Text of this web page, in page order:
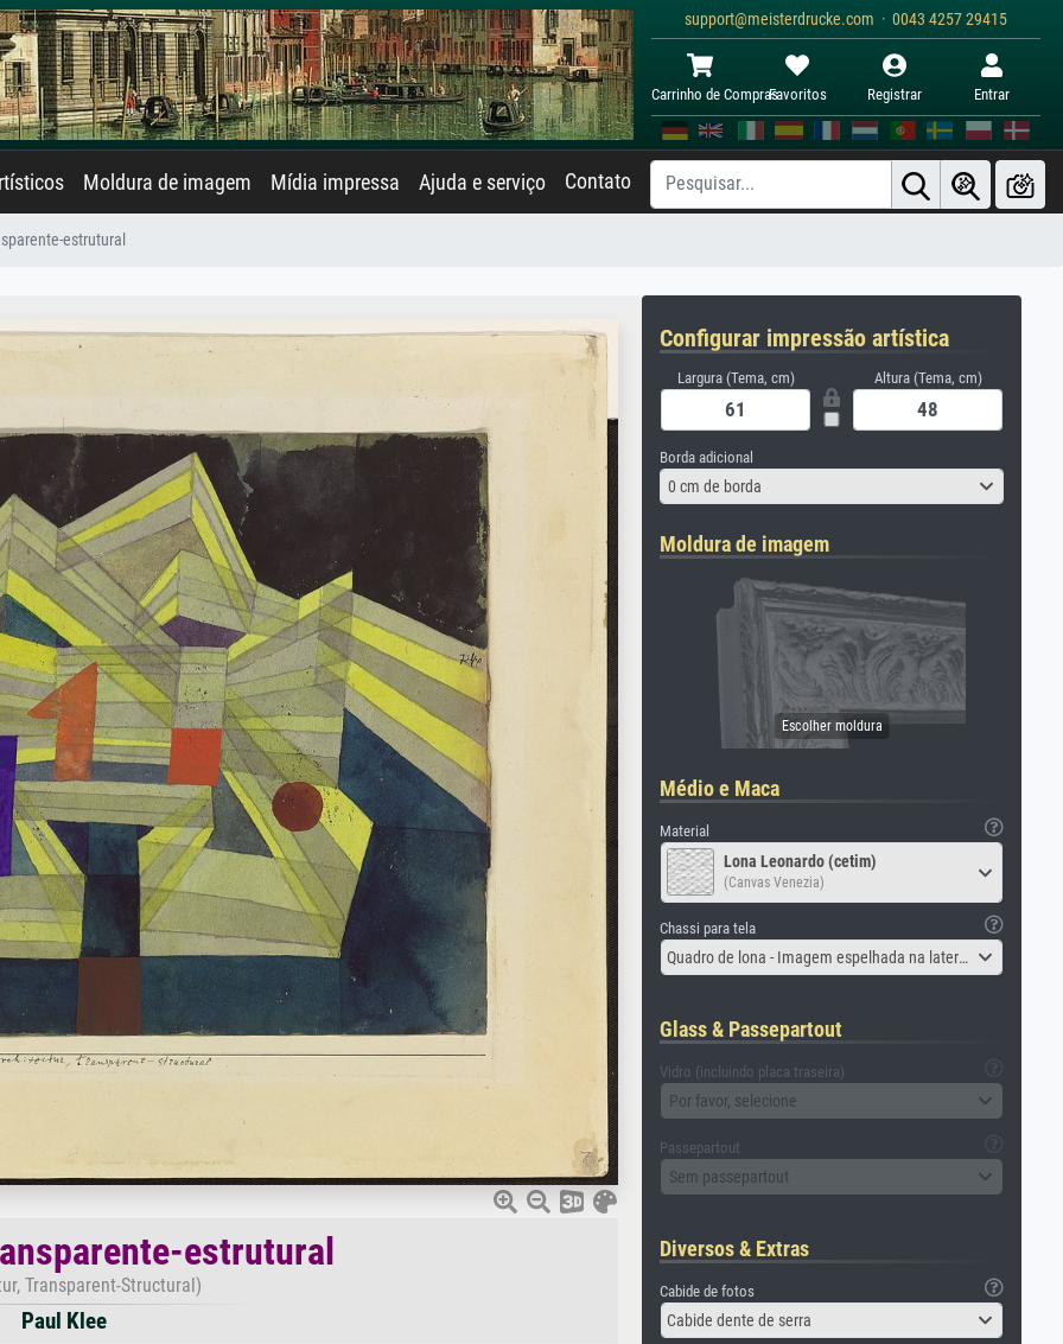
support@meisterdrucke.com · 0043 4257 29415
Carrinho de ComprasFavoritos Registrar Entrar
Moldura de imagem Mídia impressa Ajuda e serviço Contato
estrutural
estrutural
Transparent-Structural)
Paul Klee
Configurar impressão artística
Largura (Tema, cm) Altura (Tema, cm)
Borda adicional
0 cm de borda
Moldura de imagem
Médio e Maca
Material
Lona Leonardo (cetim)
(Canvas Venezia)
Chassi para tela
Quadro de lona - Imagem espelhada na lateral
Glass & Passepartout
Vidro (incluindo placa traseira)
Por favor, selecione
Passepartout
Sem passepartout
Diversos & Extras
Cabide de fotos
Cabide dente de serra